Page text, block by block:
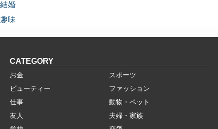
結婚
趣味
CATEGORY
お金
スポーツ
ビューティー
ファッション
仕事
動物・ペット
友人
夫婦・家族